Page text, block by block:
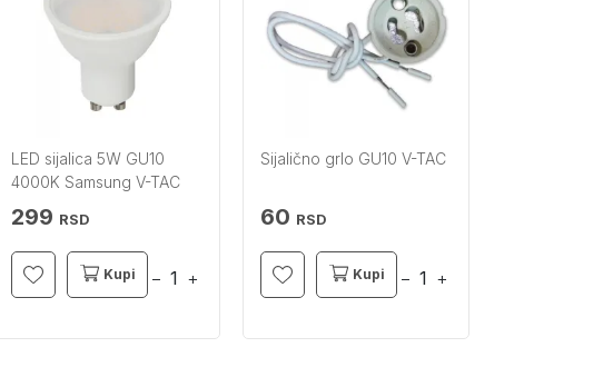
LED sijalica 5W GU10
4000K Samsung V-TAC
299 RSD
Kupi − +
Sijalično grlo GU10 V-TAC
60 RSD
Kupi − +